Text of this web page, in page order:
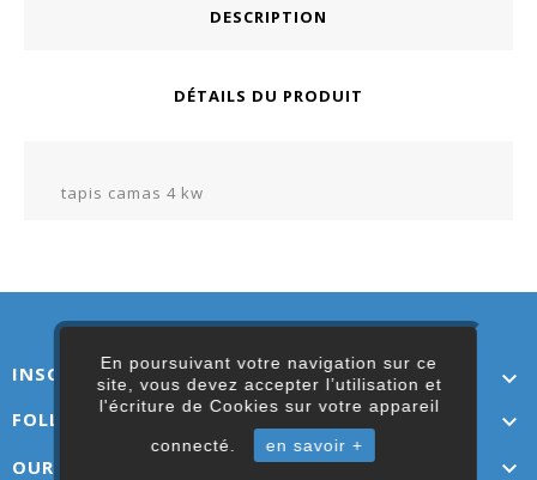
En poursuivant votre navigation sur ce
site, vous devez accepter l’utilisation et
l'écriture de Cookies sur votre appareil
connecté. en savoir +
DESCRIPTION
DÉTAILS DU PRODUIT
tapis camas 4 kw
INSCRIVEZ-VOUS ICI 
FOLLOW US 
OUR LINKS 